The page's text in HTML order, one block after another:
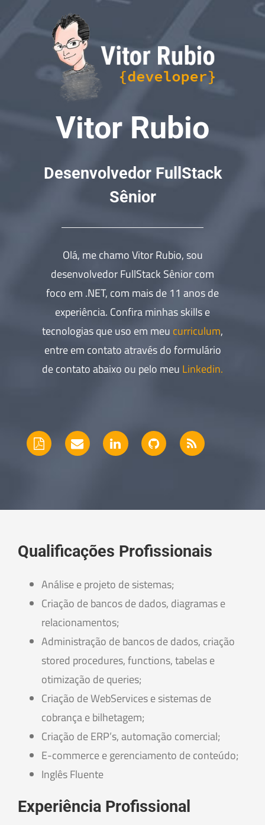
Vitor Rubio
Desenvolvedor FullStack
Sênior
Olá, me chamo Vitor Rubio, sou
desenvolvedor FullStack Sênior com
foco em .NET, com mais de 11 anos de
experiência. Confira minhas skills e
tecnologias que uso em meu curriculum,
entre em contato através do formulário
de contato abaixo ou pelo meu Linkedin.
Qualificações Profissionais
Análise e projeto de sistemas;
Criação de bancos de dados, diagramas e
relacionamentos;
Administração de bancos de dados, criação
stored procedures, functions, tabelas e
otimização de queries;
Criação de WebServices e sistemas de
cobrança e bilhetagem;
Criação de ERP’s, automação comercial;
E-commerce e gerenciamento de conteúdo;
Inglês Fluente
Experiência Profissional